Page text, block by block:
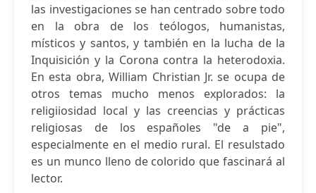
las investigaciones se han centrado sobre todo
en la obra de los teólogos, humanistas,
místicos y santos, y también en la lucha de la
Inquisición y la Corona contra la heterodoxia.
En esta obra, William Christian Jr. se ocupa de
otros temas mucho menos explorados: la
religiiosidad local y las creencias y prácticas
religiosas de los españoles "de a pie",
especialmente en el medio rural. El resulstado
es un munco lleno de colorido que fascinará al
lector.